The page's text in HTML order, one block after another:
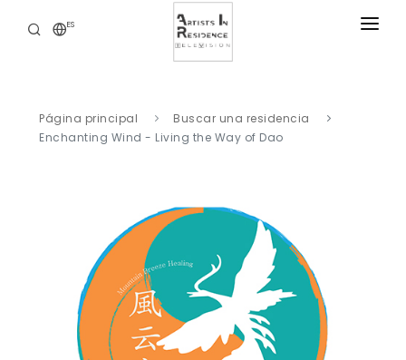
ES
BIBLIOTECA DIGITAL
Página principal
Buscar una residencia
Enchanting Wind - Living the Way of Dao